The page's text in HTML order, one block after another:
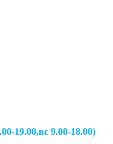
9.00-18.00)